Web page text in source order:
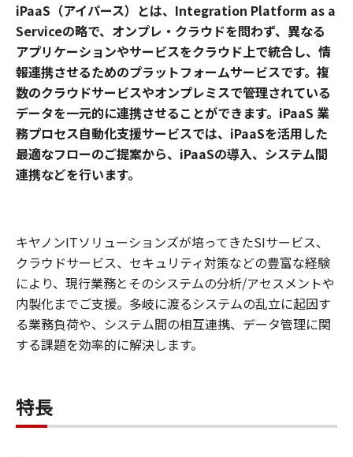
iPaaS（アイパース）とは、Integration Platform as a
Serviceの略で、オンプレ・クラウドを問わず、異なる
アプリケーションやサービスをクラウド上で統合し、情
報連携させるためのプラットフォームサービスです。複
数のクラウドサービスやオンプレミスで管理されている
データを一元的に連携させる ことができます。iPaaS 業
務プロセス自動化支援サービスでは、iPaaSを活用した
最適なフローのご提案から、iPaaSの導入、システム間
連携などを行います。
キヤノンITソリューションズが培ってきたSIサービス、
クラウドサービス、セキュリティ対策などの豊富な経験
により、現行業務とそのシステムの分析/アセスメントや
内製化までご支援。多岐に渡るシステムの乱立に起因す
る業務負荷や、システム間の相互連携、データ管理に関
する課題を効率的に解決します。
特長